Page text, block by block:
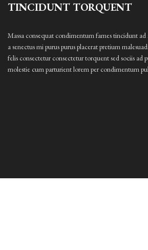
TINCIDUNT TORQUENT
Massa consequat condimentum fames tincidunt
a senectus mi purus purus placerat pretium
felis consectetur consectetur torquent sed sociis ad
molestie cum parturient lorem per condimentum